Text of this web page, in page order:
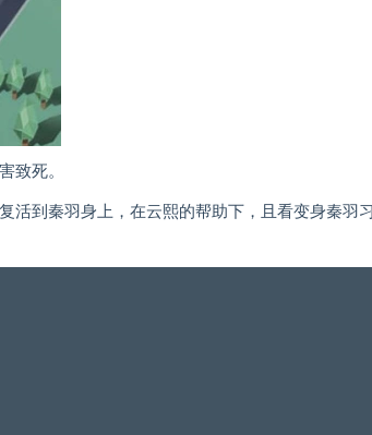
致死。
活到秦羽身上，在云熙的帮助下，且看变身秦羽习